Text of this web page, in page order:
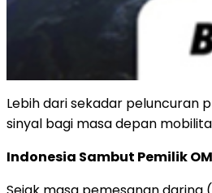
Lebih dari sekadar peluncuran
sinyal bagi masa depan
Indonesia Sambut Pemilik